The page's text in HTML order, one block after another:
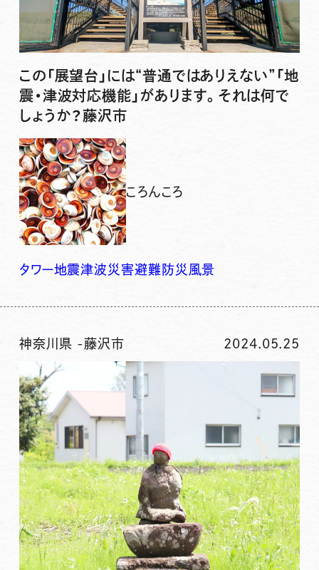
この「展望台」には“普通ではありえない”「地
震・津波対応機能」があります。それは何で
しょうか？藤沢市
ころんころ
タワー地震津波災害避難 防災 風景
神奈川県 -藤沢市 2024.05.25